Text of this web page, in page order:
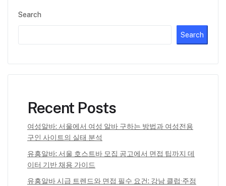
Search
Search
Recent Posts
여성알바: 서울에서 여성 알바 구하는 방법과 여성전용
구인 사이트의 실태 분석
유흥알바: 서울 호스트바 모집 공고에서 면접 팁까지 데
이터 기반 채용 가이드
유흥알바 시급 트렌드와 면접 필수 요건: 강남 클럽·주점